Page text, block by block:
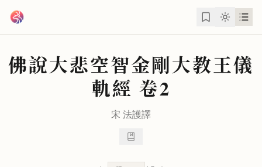
佛說大悲空智金剛大教王儀
軌經 卷2
宋 法護譯